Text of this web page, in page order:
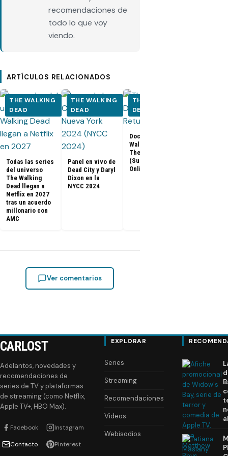
recomendaciones de
todo lo que voy
viendo.
ARTÍCULOS RELACIONADOS
THE WALKING
DEAD
Todas las series
del universo
The Walking
Dead llegan a
Netflix en 2027
tras un acuerdo
millonario con
AMC
THE WALKING
DEAD
Panel en vivo de
Dead City y Daryl
Dixon en la
NYCC 2024
THE WALKING
DEAD
Documental The
Walking Dead:
The Return
(Subtitulado
Online)
Ver comentarios
CARLOST
Adelantos, novedades y
recomendaciones de
series de TV y plataformas
de streaming (como Netflix,
Apple TV+, HBO Max).
Facebook Instagram
Contacto Pinterest
EXPLORAR
Series
Streaming
Recomendaciones
Videos
Webisodios